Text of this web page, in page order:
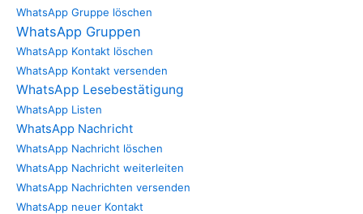
WhatsApp Gruppe löschen
WhatsApp Gruppen
WhatsApp Kontakt löschen
WhatsApp Kontakt versenden
WhatsApp Lesebestätigung
WhatsApp Listen
WhatsApp Nachricht
WhatsApp Nachricht löschen
WhatsApp Nachricht weiterleiten
WhatsApp Nachrichten versenden
WhatsApp neuer Kontakt